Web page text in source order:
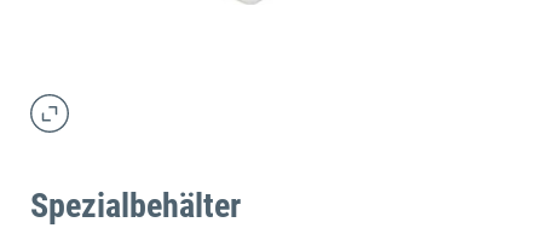
Spezialbehälter